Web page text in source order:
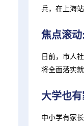
兵，在上海
日前，市人
将全面落实
中小学有家